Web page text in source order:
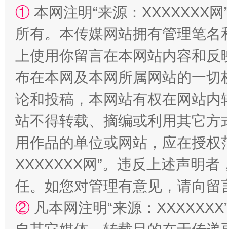
国家大学科技园优化重塑工作
① 本网注明“来源：XXXXXXX
所有。本传媒网站拥有管理笔
上使用你留言在本网站内容和
布在本网及本网所属网站的一
论和投稿，本网站有权在网站
站不得转载、摘编或利用其它
用作品的单位或网站，应在授
XXXXXXX网”。违反上述声明
任。如您对管理有意见，请向
② 凡本网注明“来源：